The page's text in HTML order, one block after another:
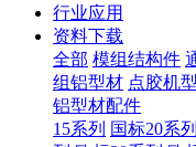
行业应用
资料下载
全部 模组结构件
组铝型材 点胶机
铝型材配件
15系列 国标20系列